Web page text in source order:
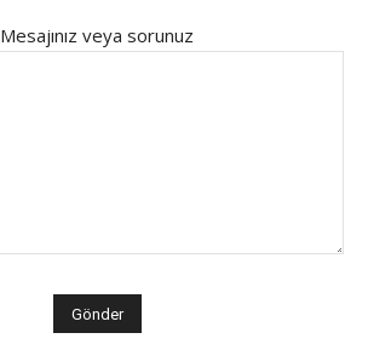
Mesajınız veya sorunuz